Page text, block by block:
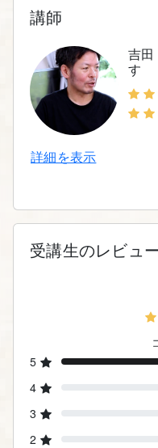
講師
吉田
す
詳細を表示
受講生のレビュ
5
4
3
2